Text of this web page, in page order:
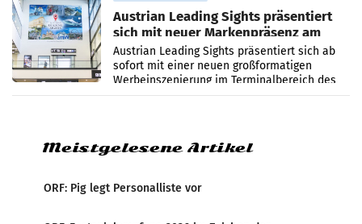
Austrian Leading Sights präsentiert
sich mit neuer Markenpräsenz am
Flughafen Wien
Austrian Leading Sights präsentiert sich ab
sofort mit einer neuen großformatigen
Werbeinszenierung im Terminalbereich des
Flughafen Wien. Die Präsenz befindet sich im
Meistgelesene Artikel
ORF: Pig legt Personalliste vor